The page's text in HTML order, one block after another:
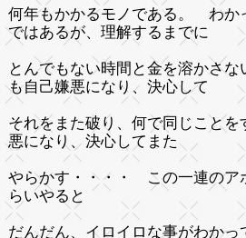
何年もかかるモノである。 わか
ではあるが、理解するまでに
とんでもない時間と金を溶かさ
も自己嫌悪になり、決心して
それをまた破り、何で同じこと
悪になり、決心してまた
やらかす・・・・ この一連の
らいやると
だんだん、イロイロな事がわか